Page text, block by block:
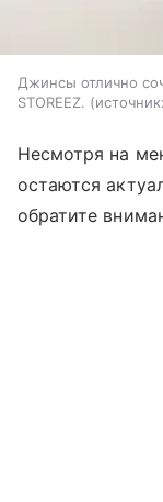
Джинсы отлично
STOREEZ.
источник:
Несмотря на
остаются
обратите